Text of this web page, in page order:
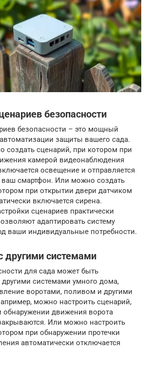
безопасности
безопасности – это мощный
защиты вашего сада.
создать сценарий, при котором при
камерой видеонаблюдения
освещение и отправляется
смартфон. Или можно создать
при открытии двери датчиком
включается сирена.
сценариев практически
адаптировать систему
ваши индивидуальные потребности.
другими системами
для сада может быть
другими системами умного дома,
воротами, поливом и другими
можно настроить сценарий,
обнаружении движения ворота
Или можно настроить
при обнаружении протечки
автоматически отключается